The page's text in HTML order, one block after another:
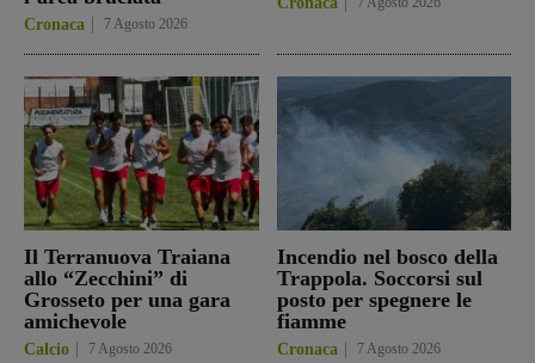
Cronaca 7 Agosto 2026
Il Terranuova Traiana
allo “Zecchini” di
Grosseto per una gara
amichevole
Calcio 7 Agosto 2026
Incendio nel bosco della
Trappola. Soccorsi sul
posto per spegnere le
fiamme
Cronaca 7 Agosto 2026